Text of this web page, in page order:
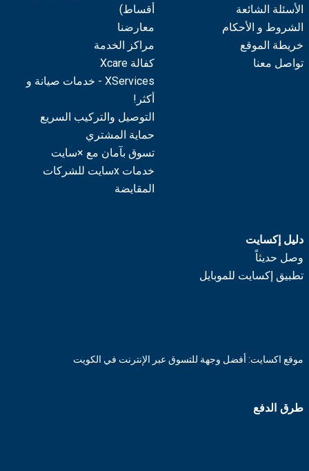
الأسئلة الشائعة
الشروط و الأحكام
خريطة الموقع
تواصل معنا
أقساط)
معارضنا
مراكز الخدمة
كفالة Xcare
XServices - خدمات صيانة و
أكثر!
التوصيل والتركيب السريع
حماية المشتري
تسوق بآمان مع ×سايت
خدمات xسايت للشركات
المقايضة
دليل إكسايت
وصل حديثاً
تطبيق إكسايت للموبايل
موقع اكسايت: أفضل وجهة للتسوق عبر الإنترنت في الكويت
طرق الدفع